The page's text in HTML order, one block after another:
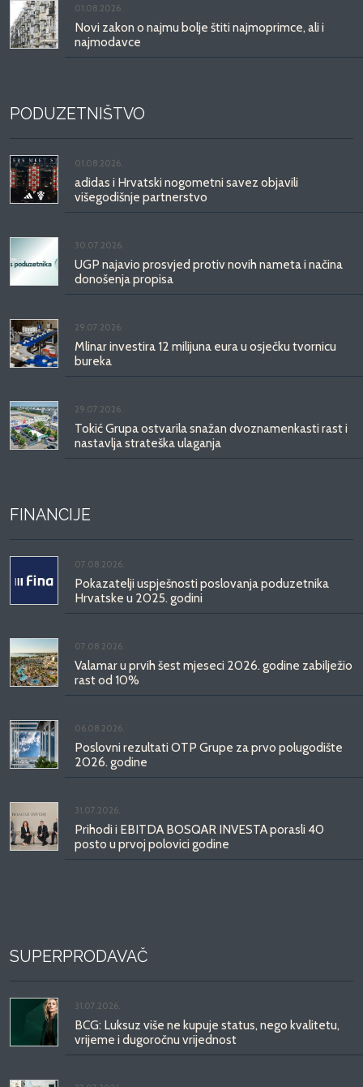
01.08.2026.
Novi zakon o najmu bolje štiti najmoprimce, ali i
najmodavce
PODUZETNIŠTVO
01.08.2026.
adidas i Hrvatski nogometni savez objavili
višegodišnje partnerstvo
30.07.2026.
UGP najavio prosvjed protiv novih nameta i načina
donošenja propisa
29.07.2026.
Mlinar investira 12 milijuna eura u osječku tvornicu
bureka
29.07.2026.
Tokić Grupa ostvarila snažan dvoznamenkasti rast i
nastavlja strateška ulaganja
FINANCIJE
07.08.2026.
Pokazatelji uspješnosti poslovanja poduzetnika
Hrvatske u 2025. godini
07.08.2026.
Valamar u prvih šest mjeseci 2026. godine zabilježio
rast od 10%
06.08.2026.
Poslovni rezultati OTP Grupe za prvo polugodište
2026. godine
31.07.2026.
Prihodi i EBITDA BOSQAR INVESTA porasli 40
posto u prvoj polovici godine
SUPERPRODAVAČ
31.07.2026.
BCG: Luksuz više ne kupuje status, nego kvalitetu,
vrijeme i dugoročnu vrijednost